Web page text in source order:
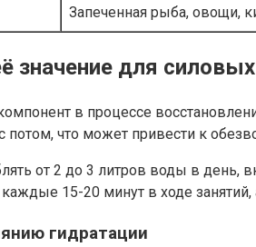
Запеченная рыба, овощи,
значение для
в процессе
потом, что может привести к
от 2 до 3 литров воды в день,
15-20 минут в ходе
гидратации